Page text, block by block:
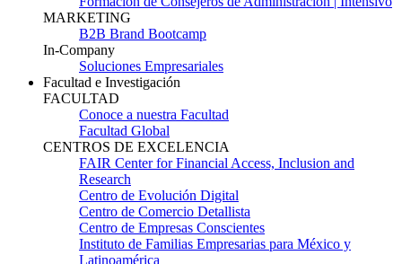
MARKETING
B2B Brand Bootcamp
In-Company
Soluciones Empresariales
Facultad e Investigación
FACULTAD
Conoce a nuestra Facultad
Facultad Global
CENTROS DE EXCELENCIA
FAIR Center for Financial Access, Inclusion and
Research
Centro de Evolución Digital
Centro de Comercio Detallista
Centro de Empresas Conscientes
Instituto de Familias Empresarias para México y
Latinoamérica